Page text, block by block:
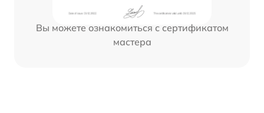
Вы можете ознакомиться с сертификатом
мастера